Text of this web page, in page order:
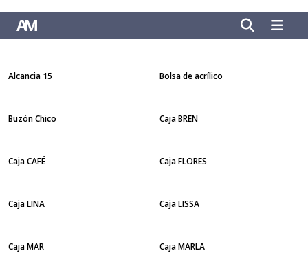
Alcancia 15 Bolsa de acrílico
Buzón Chico Caja BREN
Caja CAFÉ Caja FLORES
Caja LINA Caja LISSA
Caja MAR Caja MARLA